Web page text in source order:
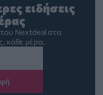
ειδήσεις
Nextdeal στα
κάθε μέρα.